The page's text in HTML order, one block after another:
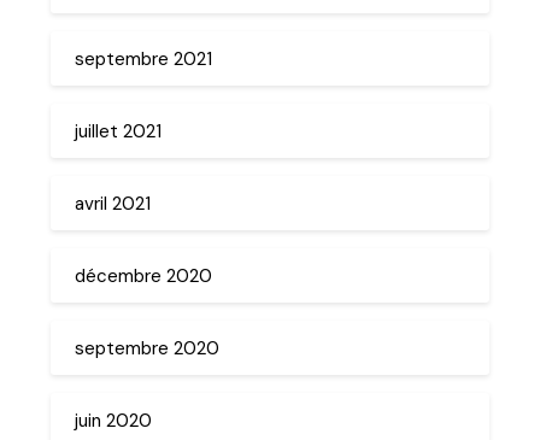
septembre 2021
juillet 2021
avril 2021
décembre 2020
septembre 2020
juin 2020